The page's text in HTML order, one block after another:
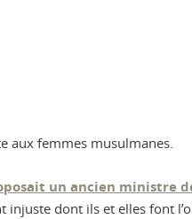
aux femmes musulmanes.
un ancien ministre
injuste dont ils et elles font